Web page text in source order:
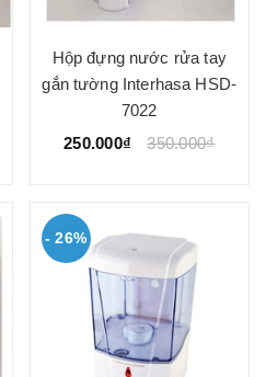
Hộp đựng nước rửa tay
gắn tường Interhasa HSD-
7022
250.000₫
350.000₫
- 26%